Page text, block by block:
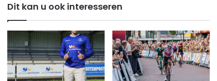
Dit kan u ook interesseren